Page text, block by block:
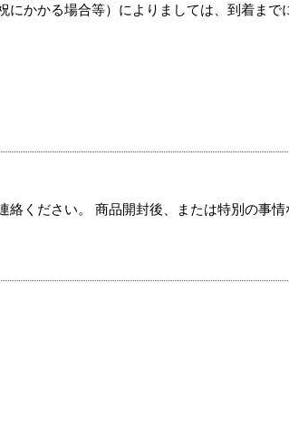
かかる場合等）によりましては、到着まで
ください。 商品開封後、または特別の事情